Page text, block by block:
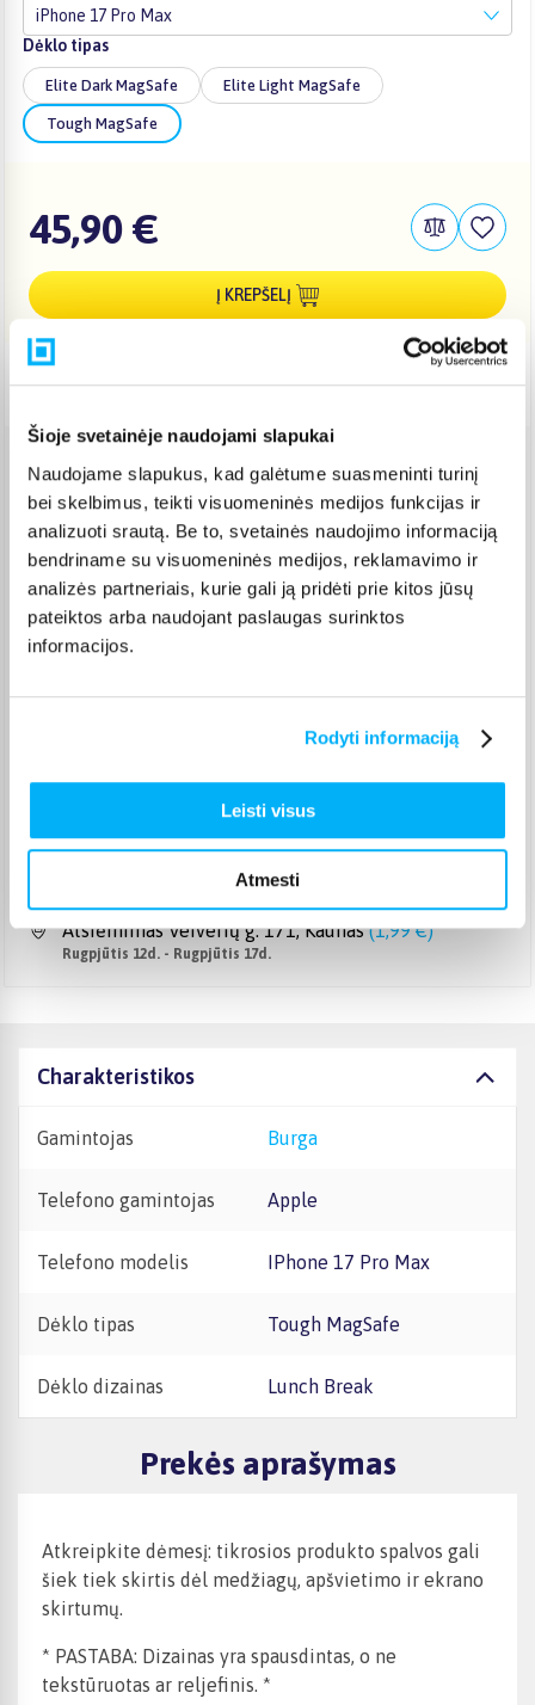
Šioje svetainėje naudojami slapukai
Naudojame slapukus, kad galėtume suasmeninti turinį
bei skelbimus, teikti visuomeninės medijos funkcijas ir
analizuoti srautą. Be to, svetainės naudojimo informaciją
bendriname su visuomeninės medijos, reklamavimo ir
analizės partneriais, kurie gali ją pridėti prie kitos jūsų
pateiktos arba naudojant paslaugas surinktos
informacijos.
Rodyti informaciją
Leisti visus
Atmesti
iPhone 17 Pro Max
Dėklo tipas
Elite Dark MagSafe Elite Light MagSafe
Tough MagSafe
45,90 €
Į KREPŠELĮ
Venipak paštomatas ( 2,39 €)
Pristato ir šeštadienį
Rugpjūtis 11d. - Rugpjūtis 14d.
Venipak kurjeris (2,99 €)
Rugpjūtis 12d. - Rugpjūtis 17d.
Omniva paštomatas (2,39 €)
Pristato ir šeštadienį
Smartposti paštomatas (2,19 €)
DPD kurjeris (3,99 €)
Rugpjūtis 12d. - Rugpjūtis 17d.
DPD paštomatas (3,99 €)
Atsiėmimas Veiverių g. 171, Kaunas (1,99 €)
Rugpjūtis 12d. - Rugpjūtis 17d.
Charakteristikos
Gamintojas Burga
Telefono gamintojas Apple
Telefono modelis iPhone 17 Pro Max
Dėklo tipas Tough MagSafe
Dėklo dizainas Lunch Break
Prekės aprašymas
Atkreipkite dėmesį: tikrosios produkto spalvos gali
šiek tiek skirtis dėl medžiagų, apšvietimo ir ekrano
skirtumų.
* PASTABA: Dizainas yra spausdintas, o ne
tekstūruotas ar reljefinis. *